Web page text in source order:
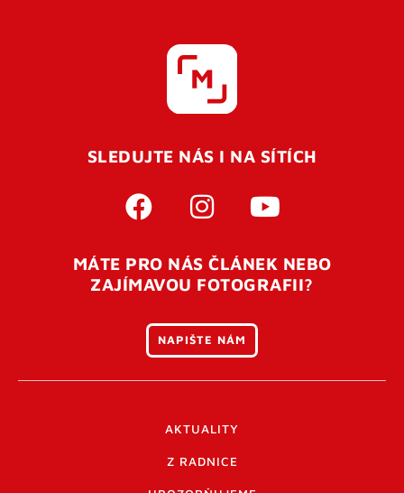
Pro úspěšné dokončení registrace je potřeba
vaší e-mailovouadresu. Po úspěšném odeslání
otevření tohoto odkazu se váš účet ověří a můžete se
přihlásit. Nezapomeňte zkontrolovat složku SPAM ve
SLEDUJTE NÁS I NA SÍTÍCH
MÁTE PRO NÁS ČLÁNEK NEBO
ZAJÍMAVOU FOTOGRAFII?
NAPIŠTE NÁM
AKTUALITY
Z RADNICE